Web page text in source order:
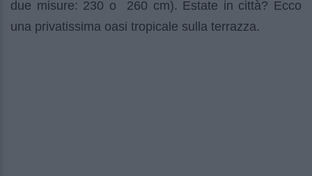
due misure: 230 o 260 cm). Estate in città? Ecco
una privatissima oasi tropicale sulla terrazza.